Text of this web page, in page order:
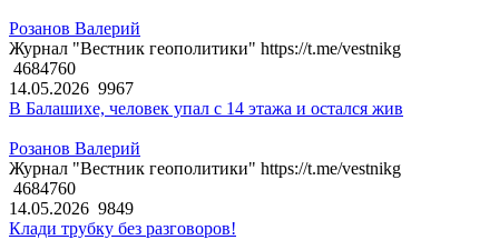
Розанов Валерий
Журнал "Вестник геополитики" https://t.me/vestnikg
4684760
14.05.2026 9967
В Балашихе, человек упал с 14 этажа и остался жив
Розанов Валерий
Журнал "Вестник геополитики" https://t.me/vestnikg
4684760
14.05.2026 9849
Клади трубку без разговоров!